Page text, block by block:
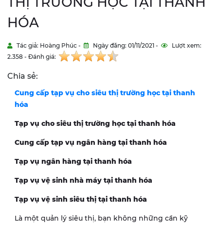
HÓA
Tác giả: Hoàng Phúc - Ngày đăng: 01/11/2021 -
Lượt xem:
2.358 - Đánh giá:
Chia sẻ:
Cung cấp tạp vụ cho siêu thị trường học tại thanh
hóa
Tạp vụ cho siêu thị trường học tại thanh hóa
Cung cấp tạp vụ ngân hàng tại thanh hóa
Tạp vụ ngân hàng tại thanh hóa
Tạp vụ vệ sinh nhà máy tại thanh hóa
Tạp vụ vệ sinh siêu thị tại thanh hóa
Là một quản lý siêu thị, bạn không những cần kỹ